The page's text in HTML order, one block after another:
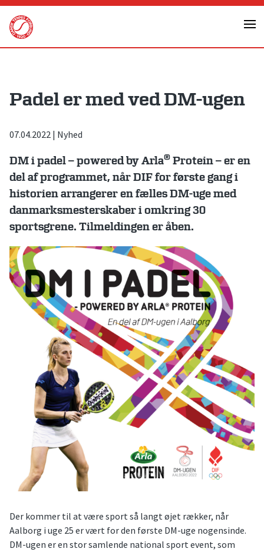
Skip
content
Padel er med ved DM-ugen
07.04.2022 | Nyhed
DM i padel – powered by Arla® Protein – er en
del af programmet, når DIF for første gang i
historien arrangerer en fælles DM-uge med
danmarksmesterskaber i omkring 30
sportsgrene. Tilmeldingen er åben.
Der kommer til at være sport så langt øjet rækker, når
Aalborg i uge 25 er vært for den første DM-uge nogensinde.
DM-ugen er en stor samlende national sport event, som